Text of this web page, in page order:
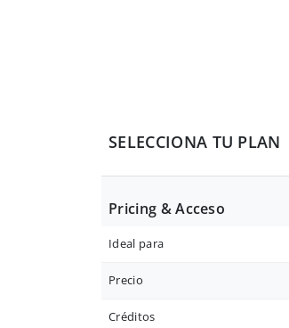
SELECCIONA TU PLAN
Pricing & Acceso
Ideal para
Precio
Créditos